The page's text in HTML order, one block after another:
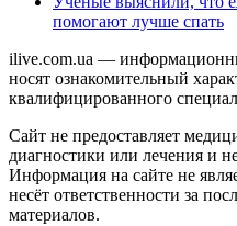
помогают лучше спать
ilive.com.ua —
носят ознакомительный
квалифицированного
Сайт не предоставляет
диагностики или лечения и
Информация на сайте не
несёт ответственности за
материалов.